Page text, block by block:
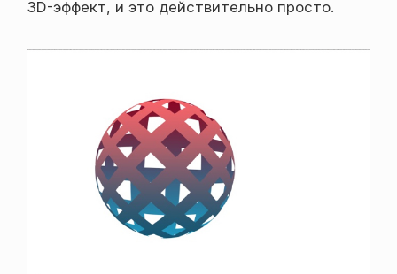
3D-эффект, и это действительно просто.